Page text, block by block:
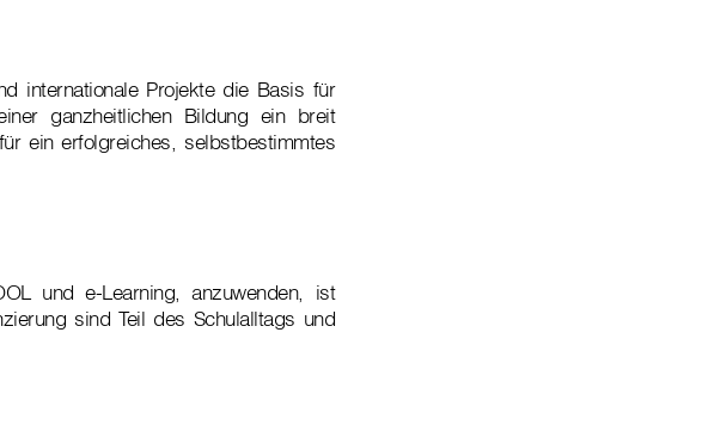
internationale Projekte die Basis für
ganzheitlichen Bildung ein breit
ein erfolgreiches, selbstbestimmtes
und e-Learning, anzuwenden, ist
sind Teil des Schulalltags und